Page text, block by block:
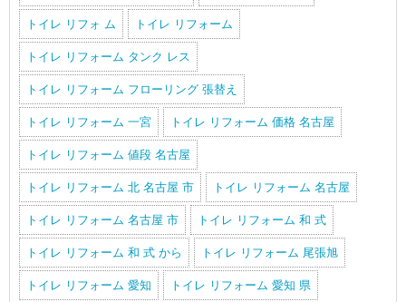
トイレ リフォ ム トイレ リフォーム
トイレ リフォーム タンク レス
トイレ リフォーム フローリング 張替え
トイレ リフォーム 一宮 トイレ リフォーム 価格 名古屋
トイレ リフォーム 値段 名古屋
トイレ リフォーム 北 名古屋 市 トイレ リフォーム 名古屋
トイレ リフォーム 名古屋 市 トイレ リフォーム 和 式
トイレ リフォーム 和 式 から トイレ リフォーム 尾張旭
トイレ リフォーム 愛知 トイレ リフォーム 愛知 県